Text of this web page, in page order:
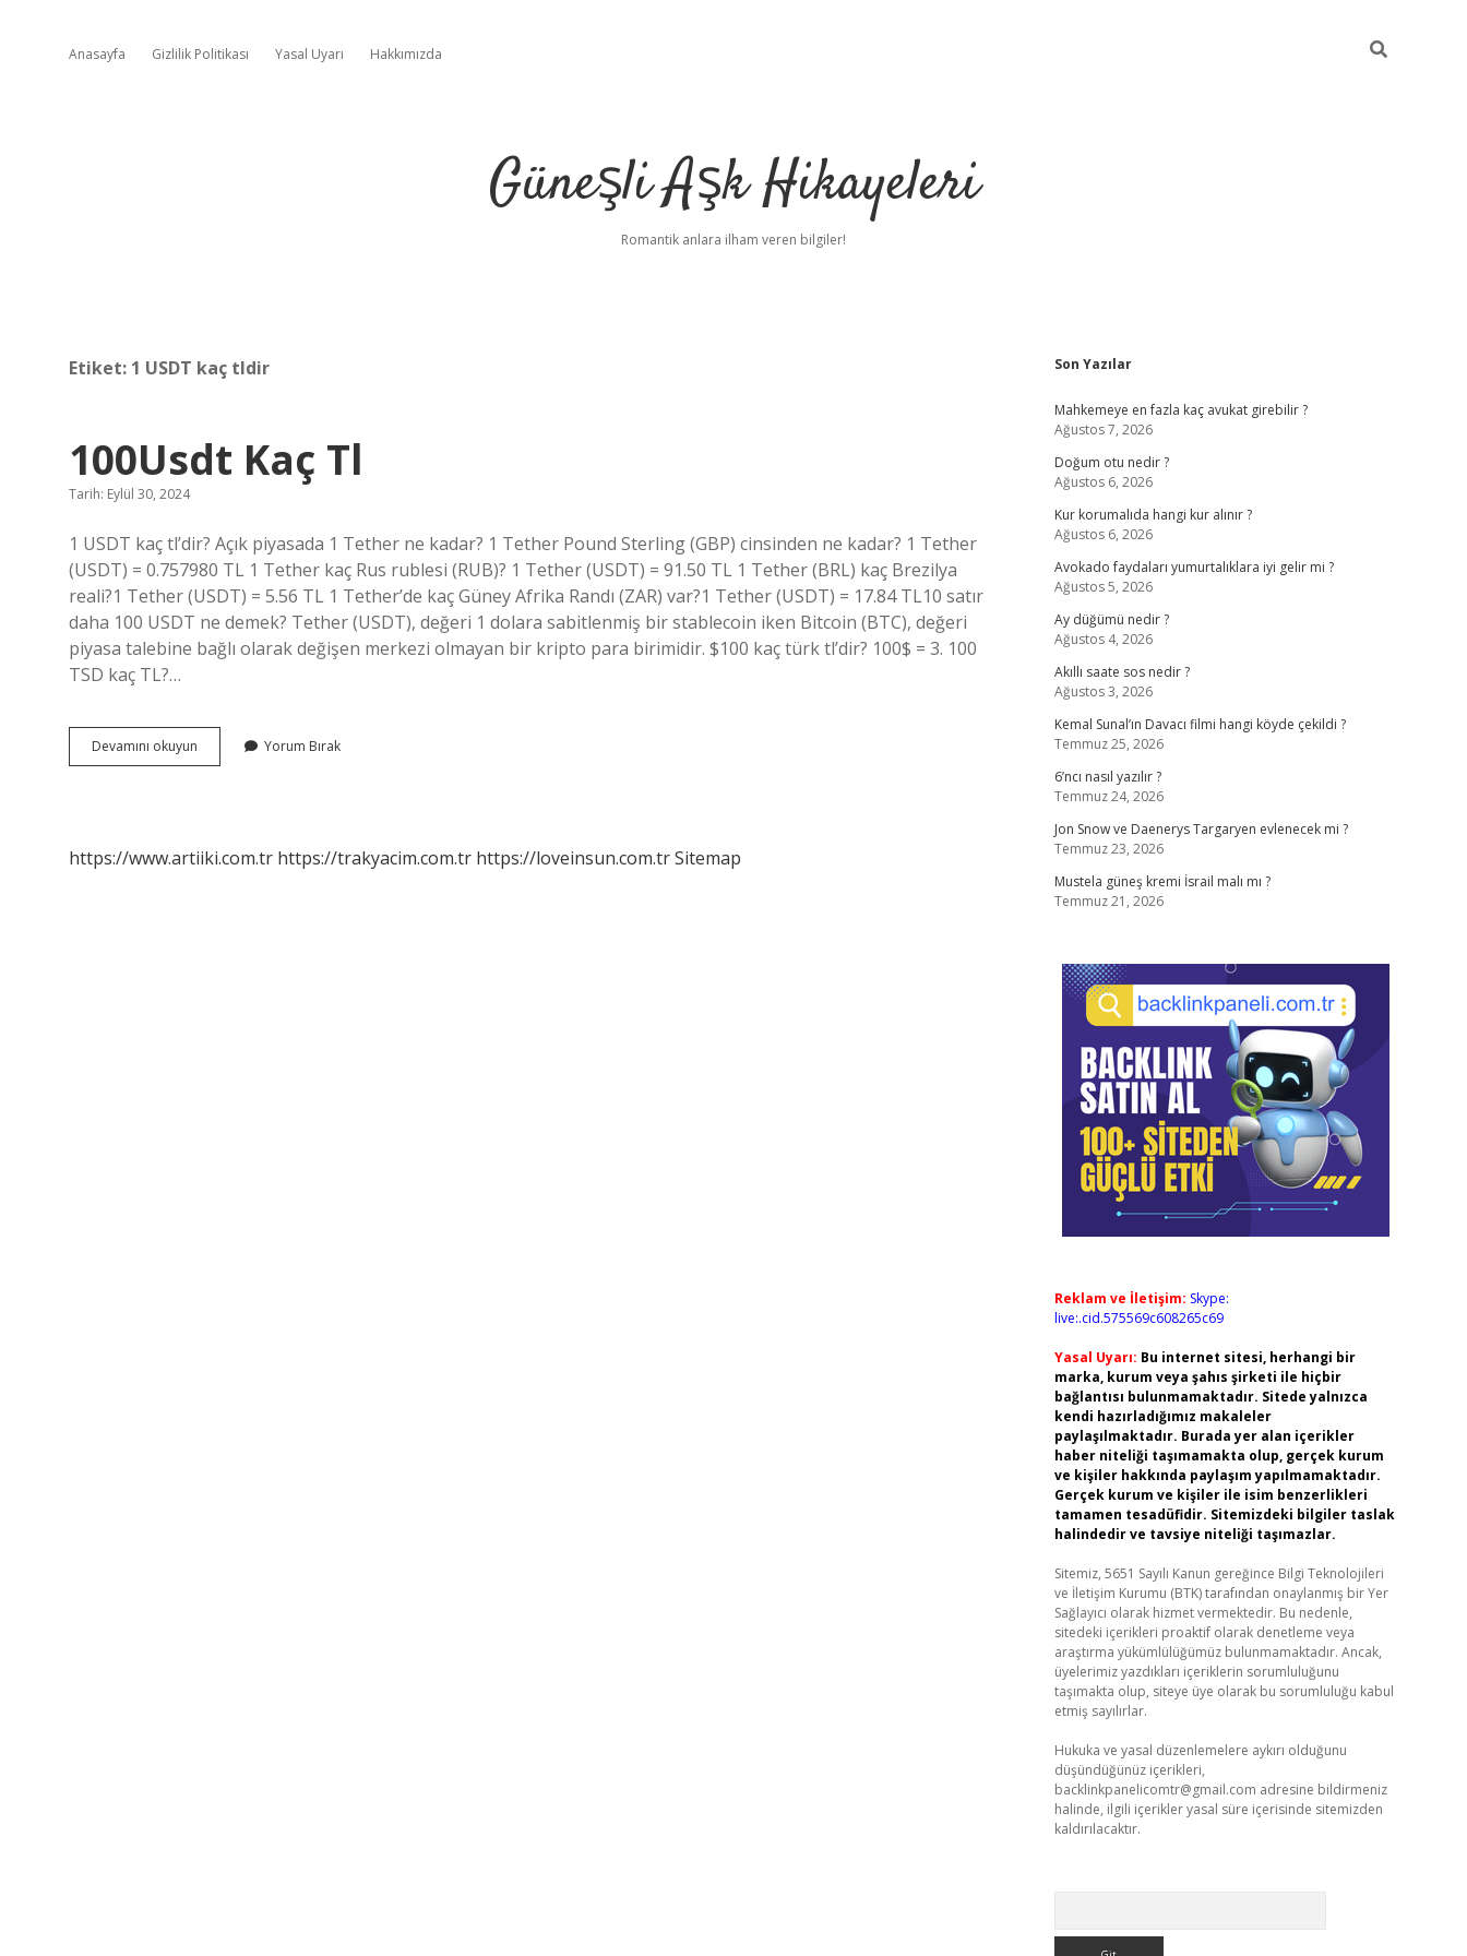
Anasayfa Gizlilik Politikası Yasal Uyarı Hakkımızda
Güneşli Aşk Hikayeleri
Romantik anlara ilham veren bilgiler!
Etiket: 1 USDT kaç tldir
100Usdt Kaç Tl
Tarih: Eylül 30, 2024
1 USDT kaç tl’dir? Açık piyasada 1 Tether ne kadar? 1 Tether Pound Sterling (GBP) cinsinden ne kadar? 1 Tether
(USDT) = 0.757980 TL 1 Tether kaç Rus rublesi (RUB)? 1 Tether (USDT) = 91.50 TL 1 Tether (BRL) kaç Brezilya
reali? 1 Tether (USDT) = 5.56 TL 1 Tether’de kaç Güney Afrika Randı (ZAR) var? 1 Tether (USDT) = 17.84 TL10 satır
daha 100 USDT ne demek? Tether (USDT), değeri 1 dolara sabitlenmiş bir stablecoin iken Bitcoin (BTC), değeri
piyasa talebine bağlı olarak değişen merkezi olmayan bir kripto para birimidir. $100 kaç türk tl’dir? 100$ = 3. 100
TSD kaç TL?…
Devamını okuyun 100Usdt
Kaç
Yorum Bırak
https://www.artiiki.com.tr https://trakyacim.com.tr https://loveinsun.com.trSitemap
Sidebar
Son Yazılar
Mahkemeye en fazla kaç avukat girebilir ?
Ağustos 7, 2026
Doğum otu nedir ?
Ağustos 6, 2026
Kur korumalıda hangi kur alınır ?
Ağustos 6, 2026
Avokado faydaları yumurtalıklara iyi gelir mi ?
Ağustos 5, 2026
Ay düğümü nedir ?
Ağustos 4, 2026
Akıllı saate sos nedir ?
Ağustos 3, 2026
Kemal Sunal’ın Davacı filmi hangi köyde çekildi ?
Temmuz 25, 2026
6’ncı nasıl yazılır ?
Temmuz 24, 2026
Jon Snow ve Daenerys Targaryen evlenecek mi ?
Temmuz 23, 2026
Mustela güneş kremi İsrail malı mı ?
Temmuz 21, 2026
Reklam ve İletişim: Skype:
live:.cid.575569c608265c69
Yasal Uyarı: Bu internet sitesi, herhangi bir
marka, kurum veya şahıs şirketi ile hiçbir
bağlantısı bulunmamaktadır. Sitede yalnızca
kendi hazırladığımız makaleler
paylaşılmaktadır. Burada yer alan içerikler
haber niteliği taşımamakta olup, gerçek kurum
ve kişiler hakkında paylaşım yapılmamaktadır.
Gerçek kurum ve kişiler ile isim benzerlikleri
tamamen tesadüfidir. Sitemizdeki bilgiler taslak
halindedir ve tavsiye niteliği taşımazlar.
Sitemiz, 5651 Sayılı Kanun gereğince Bilgi Teknolojileri
ve İletişim Kurumu (BTK) tarafından onaylanmış bir Yer
Sağlayıcı olarak hizmet vermektedir. Bu nedenle,
sitedeki içerikleri proaktif olarak denetleme veya
araştırma yükümlülüğümüz bulunmamaktadır. Ancak,
üyelerimiz yazdıkları içeriklerin sorumluluğunu
taşımakta olup, siteye üye olarak bu sorumluluğu kabul
etmiş sayılırlar.
Hukuka ve yasal düzenlemelere aykırı olduğunu
düşündüğünüz içerikleri,
backlinkpanelicomtr@gmail.com adresine bildirmeniz
halinde, ilgili içerikler yasal süre içerisinde sitemizden
kaldırılacaktır.
betci